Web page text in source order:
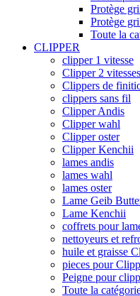
Protège
Protège
Toute la
CLIPPER
clipper 1 vitesse
Clipper 2
Clippers de
clippers sans fil
Clipper Andis
Clipper wahl
Clipper oster
Clipper Kenchii
lames andis
lames wahl
lames oster
Lame Geib
Lame Kenchii
coffrets pour
nettoyeurs et
huile et graisse
pieces pour
Peigne pour
Toute la